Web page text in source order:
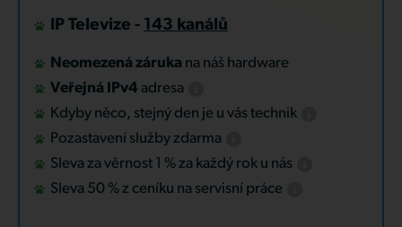
IP Televize - 143 kanálů
Neomezená záruka na náš hardware
Veřejná IPv4 adresa
Kdyby něco, stejný den je u vás technik
Pozastavení služby zdarma
Sleva za věrnost 1 % za každý rok u nás
Sleva 50 % z ceníku na servisní práce